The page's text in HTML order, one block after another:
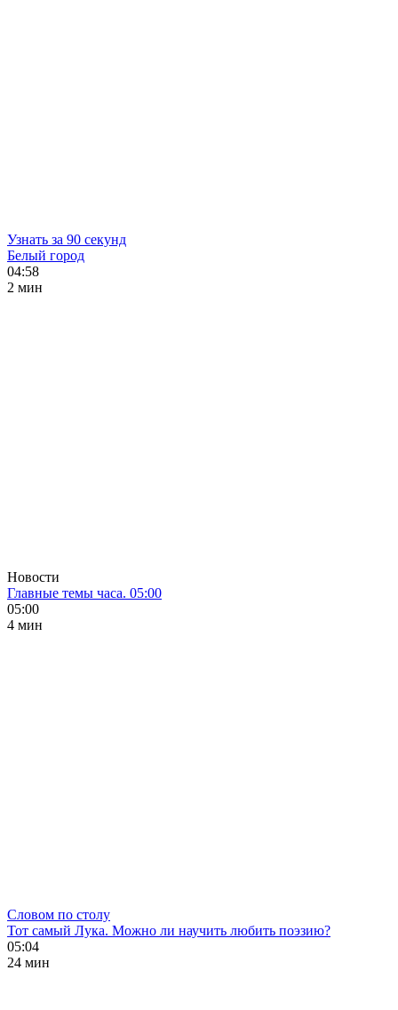
Узнать за 90 секунд
Белый город
04:58
2 мин
Новости
Главные темы часа. 05:00
05:00
4 мин
Словом по столу
Тот самый Лука. Можно ли научить любить поэзию?
05:04
24 мин